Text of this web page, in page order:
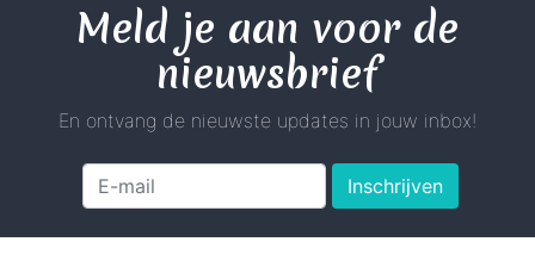
Meld je aan voor de
nieuwsbrief
En ontvang de nieuwste updates in jouw inbox!
Inschrijven